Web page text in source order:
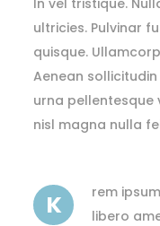
Call To Action
Icons With Text
Countdown
In vel tristique.
ultricies. Pulvinar
quisque.
Aenean
urna pellentesque
nisl magna nulla
K
rem
libero